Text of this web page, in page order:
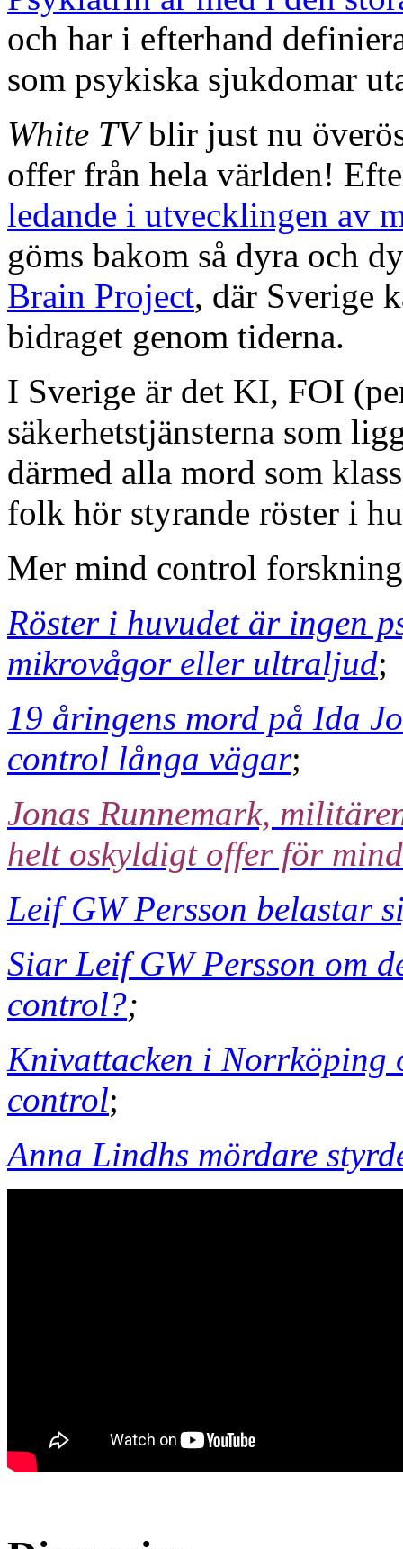
och har i efterhand
som psykiska sjukdomar
White TVblir just nu
offer från hela världen!
ledande i utvecklingen av
göms bakom så dyra och
Brain Project, där Sverige
bidraget genom tiderna.
I Sverige är det KI, FOI
säkerhetstjänsterna som
därmed alla mord som
folk hör styrande röster i
Mer mind control
Röster i huvudet är ingen
mikrovågor eller ultraljud;
19 åringens mord på Ida
control långa vägar;
Jonas Runnemark,
helt oskyldigt offer för
Leif GW Persson belastar
Siar Leif GW Persson om
control?;
Knivattacken i Norrköping
control;
Anna Lindhs mördare